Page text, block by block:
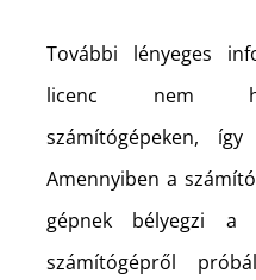
További lényeges
licenc nem
számítógépeken, így
Amennyiben a
gépnek bélyegzi a
számítógépről